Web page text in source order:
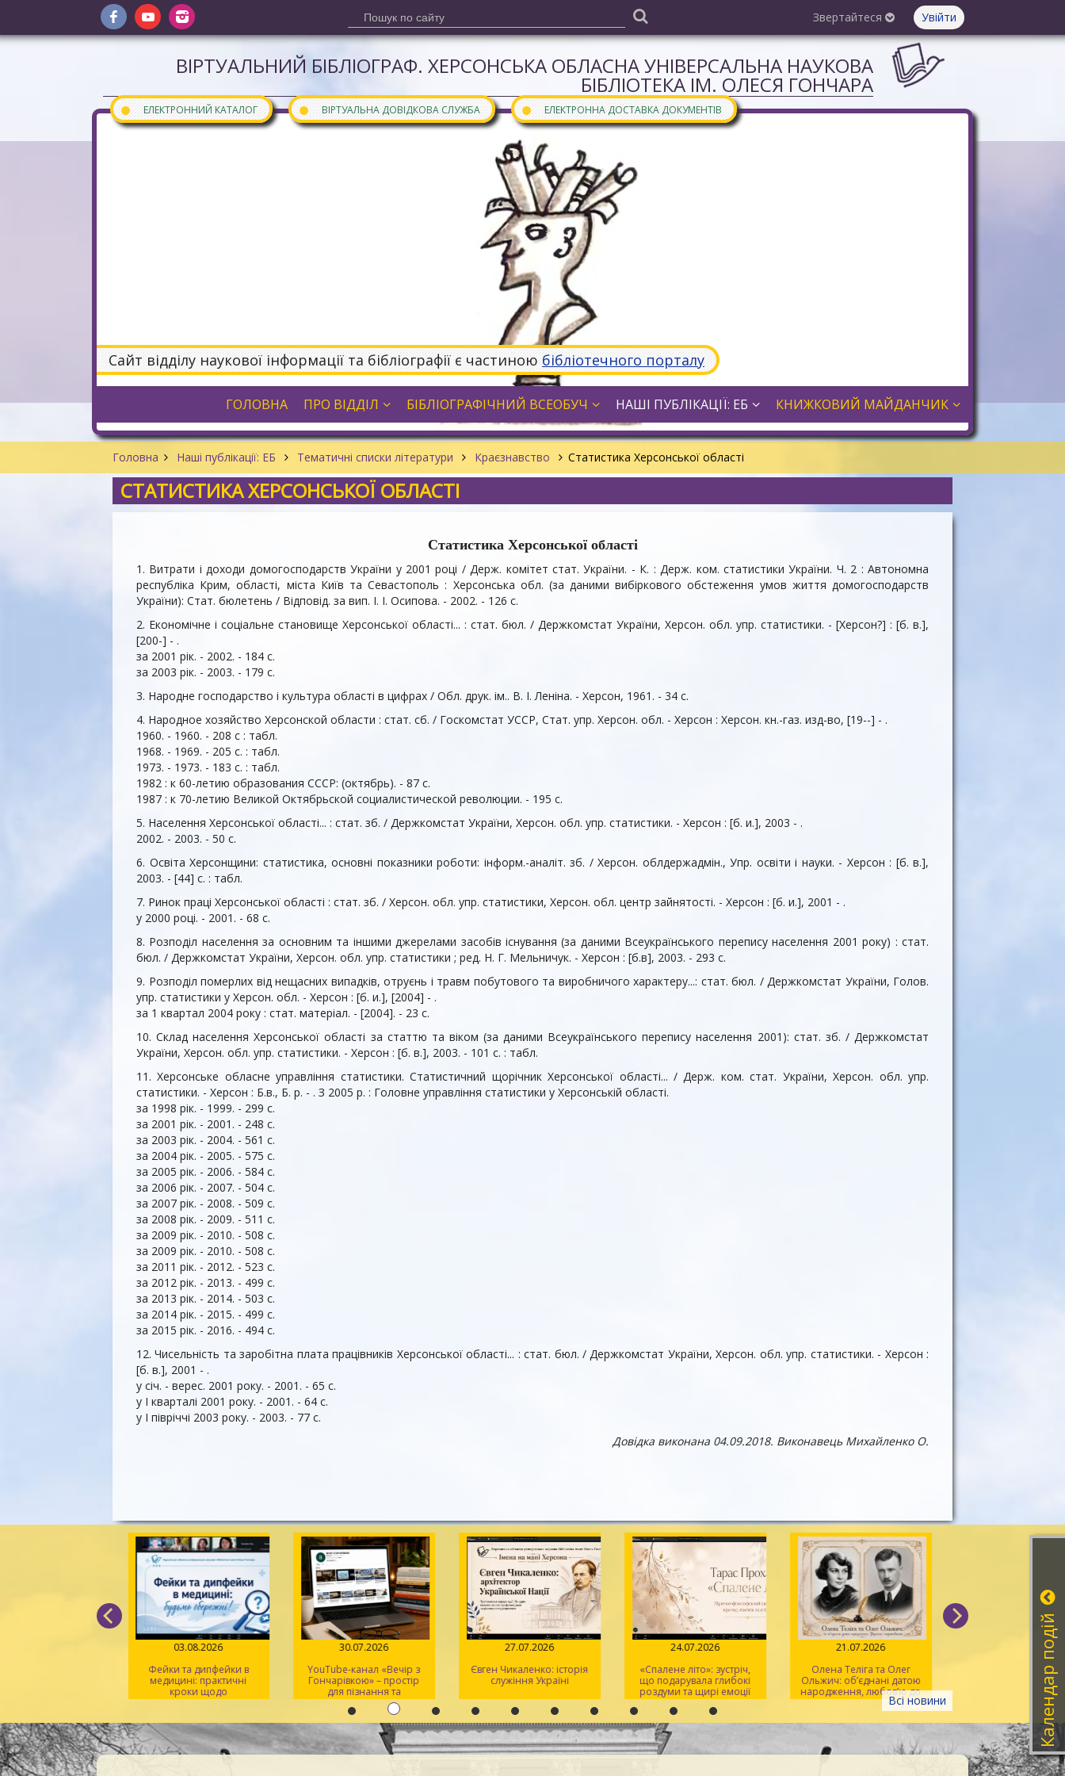
Звертайтеся Увійти
ВІРТУАЛЬНИЙ БІБЛІОГРАФ. ХЕРСОНСЬКА ОБЛАСНА УНІВЕРСАЛЬНА НАУКОВА
БІБЛІОТЕКА ІМ. ОЛЕСЯ ГОНЧАРА
● ЕЛЕКТРОННИЙ КАТАЛОГ ● ВІРТУАЛЬНА ДОВІДКОВА СЛУЖБА ● ЕЛЕКТРОННА ДОСТАВКА ДОКУМЕНТІВ
Сайт відділу наукової інформації та бібліографії є частиною бібліотечного порталу
ГОЛОВНА ПРО ВІДДІЛ БІБЛІОГРАФІЧНИЙ ВСЕОБУЧ НАШІ ПУБЛІКАЦІЇ: ЕБ КНИЖКОВИЙ МАЙДАНЧИК
Головна Наші публікації: ЕБ Тематичні списки літератури Краєзнавство Статистика Херсонської області
СТАТИСТИКА ХЕРСОНСЬКОЇ ОБЛАСТІ
Статистика Херсонської області
1. Витрати і доходи домогосподарств України у 2001 році / Держ. комітет стат. України. - К. : Держ. ком. статистики України. Ч. 2 : Автономна
республіка Крим, області, міста Київ та Севастополь : Херсонська обл. (за даними вибіркового обстеження умов життя домогосподарств
України): Стат. бюлетень / Відповід. за вип. І. І. Осипова. - 2002. - 126 с.
2. Економічне і соціальне становище Херсонської області... : стат. бюл. / Держкомстат України, Херсон. обл. упр. статистики. - [Херсон?] : [б. в.],
[200-] - .
за 2001 рік. - 2002. - 184 с.
за 2003 рік. - 2003. - 179 с.
3. Народне господарство і культура області в цифрах / Обл. друк. ім.. В. І. Леніна. - Херсон, 1961. - 34 c.
4. Народное хозяйство Херсонской области : стат. сб. / Госкомстат УССР, Стат. упр. Херсон. обл. - Херсон : Херсон. кн.-газ. изд-во, [19--] - .
1960. - 1960. - 208 c : табл.
1968. - 1969. - 205 с. : табл.
1973. - 1973. - 183 с. : табл.
1982 : к 60-летию образования СССР: (октябрь). - 87 c.
1987 : к 70-летию Великой Октябрьской социалистической революции. - 195 c.
5. Населення Херсонської області... : стат. зб. / Держкомстат України, Херсон. обл. упр. статистики. - Херсон : [б. и.], 2003 - .
2002. - 2003. - 50 с.
6. Освіта Херсонщини: статистика, основні показники роботи: інформ.-аналіт. зб. / Херсон. облдержадмін., Упр. освiти і науки. - Херсон : [б. в.],
2003. - [44] с. : табл.
7. Ринок праці Херсонської області : стат. зб. / Херсон. обл. упр. статистики, Херсон. обл. центр зайнятості. - Херсон : [б. и.], 2001 - .
у 2000 році. - 2001. - 68 с.
8. Розподіл населення за основним та іншими джерелами засобів існування (за даними Всеукраїнського перепису населення 2001 року) : стат.
бюл. / Держкомстат України, Херсон. обл. упр. статистики ; ред. Н. Г. Мельничук. - Херсон : [б.в], 2003. - 293 с.
9. Розподіл померлих від нещасних випадків, отруєнь і травм побутового та виробничого характеру...: стат. бюл. / Держкомстат України, Голов.
упр. статистики у Херсон. обл. - Херсон : [б. и.], [2004] - .
за 1 квартал 2004 року : стат. матеріал. - [2004]. - 23 с.
10. Склад населення Херсонської області за статтю та віком (за даними Всеукраїнського перепису населення 2001): стат. зб. / Держкомстат
України, Херсон. обл. упр. статистики. - Херсон : [б. в.], 2003. - 101 с. : табл.
11. Херсонське обласне управління статистики. Статистичний щорiчник Херсонської області... / Держ. ком. стат. України, Херсон. обл. упр.
статистики. - Херсон : Б.в., Б. р. - . З 2005 р. : Головне управління статистики у Херсонській області.
за 1998 рік. - 1999. - 299 с.
за 2001 рік. - 2001. - 248 с.
за 2003 рік. - 2004. - 561 с.
за 2004 рік. - 2005. - 575 с.
за 2005 рік. - 2006. - 584 с.
за 2006 рік. - 2007. - 504 с.
за 2007 рік. - 2008. - 509 с.
за 2008 рік. - 2009. - 511 с.
за 2009 рік. - 2010. - 508 с.
за 2009 рік. - 2010. - 508 с.
за 2011 рік. - 2012. - 523 с.
за 2012 рік. - 2013. - 499 с.
за 2013 рік. - 2014. - 503 с.
за 2014 рік. - 2015. - 499 с.
за 2015 рік. - 2016. - 494 с.
12. Чисельність та заробітна плата працівників Херсонської області... : стат. бюл. / Держкомстат України, Херсон. обл. упр. статистики. - Херсон :
[б. в.], 2001 - .
у січ. - верес. 2001 року. - 2001. - 65 с.
у I кварталі 2001 року. - 2001. - 64 с.
у I півріччі 2003 року. - 2003. - 77 с.
Довідка виконана 04.09.2018. Виконавець Михайленко О.
Всі новини
03.08.2026
Фейки та дипфейки в
медицині: практичні
кроки щодо
розпізнавання
30.07.2026
YouTube-канал «Вечір з
Гончарівкою» – простір
для пізнання та
натхнення
27.07.2026
Євген Чикаленко: історія
служіння Україні
24.07.2026
«Спалене літо»: зустріч,
що подарувала глибокі
роздуми та щирі емоції
21.07.2026
Олена Теліга та Олег
Ольжич: об’єднані датою
народження, любов’ю до
України та жертовністю
заради неї
20.07.2026
Мистецтво
Календар подій